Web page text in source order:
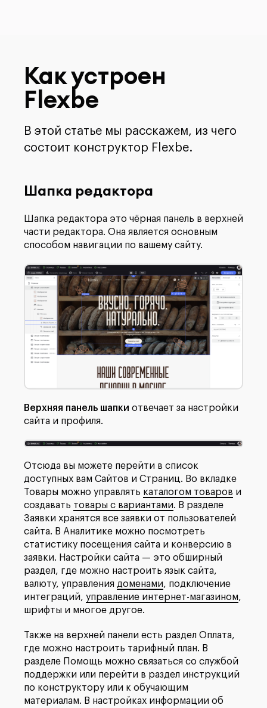
Как устроен
Flexbe
В этой статье мы расскажем, из чего
состоит конструктор Flexbe.
Шапка редактора
Шапка редактора это чёрная панель в верхней
части редактора. Она является основным
способом навигации по вашему сайту.
Верхняя панель шапки отвечает за настройки
сайта и профиля.
Отсюда вы можете перейти в список
доступных вам Сайтов и Страниц. Во вкладке
Товары можно управлять каталогом товаров и
создавать товары с вариантами. В разделе
Заявки хранятся все заявки от пользователей
сайта. В Аналитике можно посмотреть
статистику посещения сайта и конверсию в
заявки. Настройки сайта — это обширный
раздел, где можно настроить язык сайта,
валюту, управления доменами, подключение
интеграций, управление интернет-магазином,
шрифты и многое другое.
Также на верхней панели есть раздел Оплата,
где можно настроить тарифный план. В
разделе Помощь можно связаться со службой
поддержки или перейти в раздел инструкций
по конструктору или к обучающим
материалам. В настройках информации об